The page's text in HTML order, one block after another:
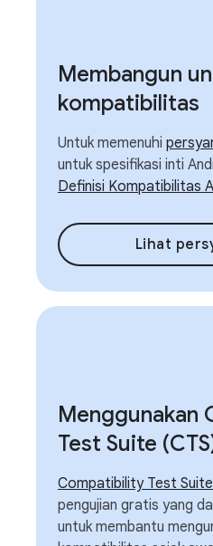
Membangun
kompatibilitas
Untuk memenuhi
untuk spesifikasi inti
Definisi Kompatibilitas
Lihat
Menggunakan
Test Suite
Compatibility Test Suite
pengujian gratis yang
untuk membantu